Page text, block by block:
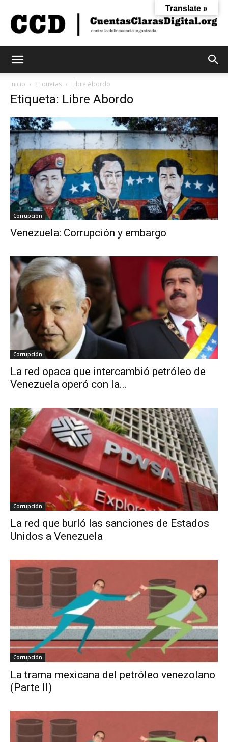
Digital
Inicio Etiquetas Libre Abordo
Etiqueta: Libre Abordo
Corrupción
Venezuela: Corrupción y embargo
Corrupción
La red opaca que intercambió petróleo de
Venezuela operó con la...
Corrupción
La red que burló las sanciones de Estados
Unidos a Venezuela
Corrupción
La trama mexicana del petróleo venezolano
(Parte II)
Translate »